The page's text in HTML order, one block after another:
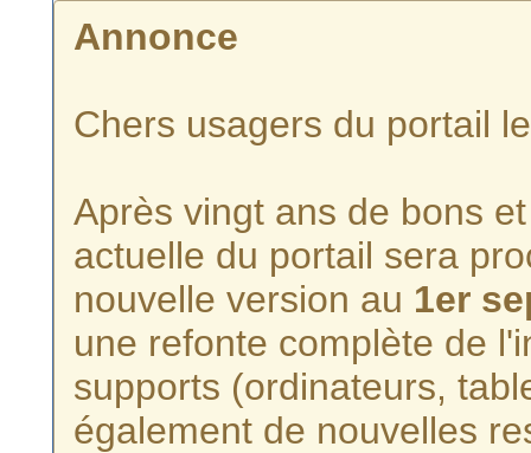
Annonce
Chers usagers du portail
Après vingt ans de bons
actuelle du portail sera
nouvelle version au 1er
une refonte complète de
supports (ordinateurs,
également de nouvelles